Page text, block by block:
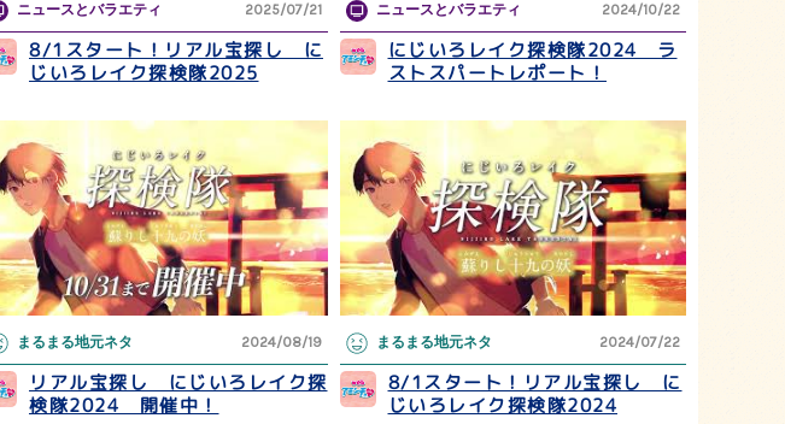
ニュースとバラエティ 2025/07/21
8/1スタート！リアル宝探し に
じいろレイク探検隊2025
ニュースとバラエティ 2024/10/22
にじいろレイク探検隊2024 ラ
ストスパートレポート！
まるまる地元ネタ 2024/08/19
リアル宝探し にじいろレイク探
検隊2024 開催中！
まるまる地元ネタ 2024/07/22
8/1スタート！リアル宝探し に
じいろレイク探検隊2024